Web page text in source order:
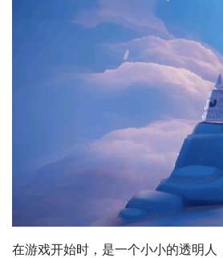
在游戏开始时，是一个小小的透明人